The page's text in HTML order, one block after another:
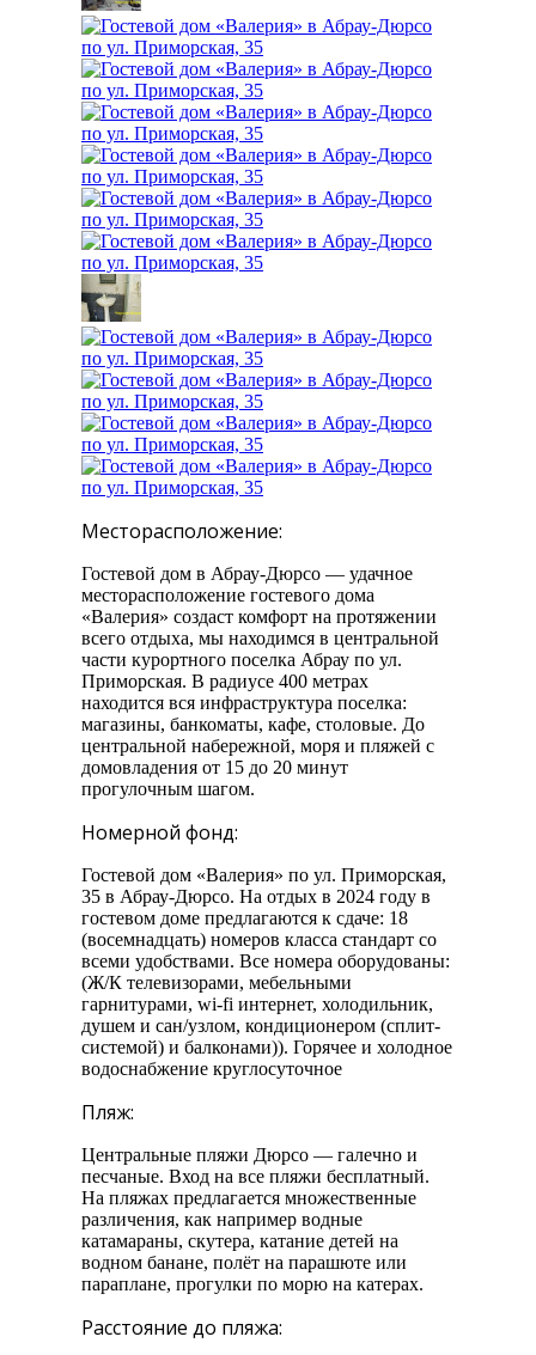
Месторасположение:
Гостевой дом в Абрау-Дюрсо — удачное
месторасположение гостевого дома
«Валерия» создаст комфорт на протяжении
всего отдыха, мы находимся в центральной
части курортного поселка Абрау по ул.
Приморская. В радиусе 400 метрах
находится вся инфраструктура поселка:
магазины, банкоматы, кафе, столовые. До
центральной набережной, моря и пляжей с
домовладения от 15 до 20 минут
прогулочным шагом.
Номерной фонд:
Гостевой дом «Валерия» по ул. Приморская,
35 в Абрау-Дюрсо. На отдых в 2024 году в
гостевом доме предлагаются к сдаче: 18
(восемнадцать) номеров класса стандарт со
всеми удобствами. Все номера оборудованы:
(Ж/К телевизорами, мебельными
гарнитурами, wi-fi интернет, холодильник,
душем и сан/узлом, кондиционером (сплит-
системой) и балконами)). Горячее и холодное
водоснабжение круглосуточное
Пляж:
Центральные пляжи Дюрсо — галечно и
песчаные. Вход на все пляжи бесплатный.
На пляжах предлагается множественные
различения, как например водные
катамараны, скутера, катание детей на
водном банане, полёт на парашюте или
параплане, прогулки по морю на катерах.
Расстояние до пляжа: